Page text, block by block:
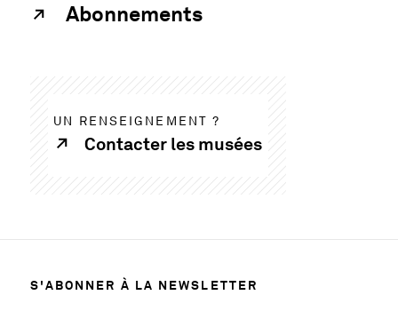
Abonnements
UN RENSEIGNEMENT ?
Contacter les musées
S'ABONNER À LA NEWSLETTER